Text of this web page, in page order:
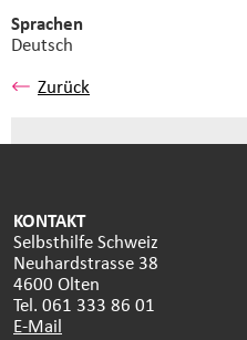
Sprachen
Deutsch
Zurück
KONTAKT
Selbsthilfe Schweiz
Neuhardstrasse 38
4600 Olten
Tel. 061 333 86 01
E-Mail